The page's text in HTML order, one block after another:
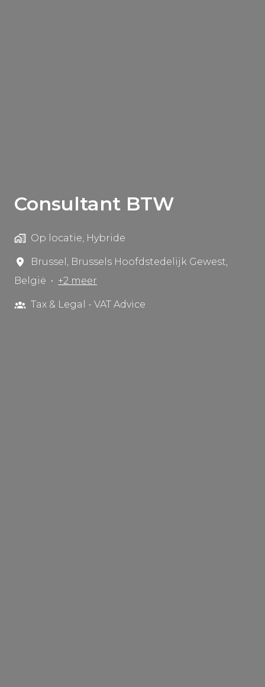
Consultant BTW
Op locatie, Hybride
Brussel Brussels Hoofdstedelijk Gewest
België • +2 meer
Tax & Legal - VAT Advice